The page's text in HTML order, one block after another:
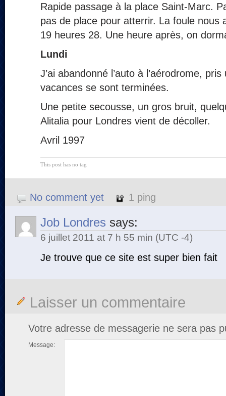
Rapide passage à la place Saint-Marc.
pas de place pour atterrir. La foule nous
19 heures 28. Une heure après, on
Lundi
J’ai abandonné l’auto à l’aérodrome,
vacances se sont terminées.
Une petite secousse, un gros bruit,
Alitalia pour Londres vient de décoller.
Avril 1997
This post has no tag
No comment yet 1 ping
Job Londres says:
6 juillet 2011 at 7 h 55 min (UTC -4)
Je trouve que ce site est super bien fait
Laisser un commentaire
Votre adresse de messagerie ne sera pas
Message: